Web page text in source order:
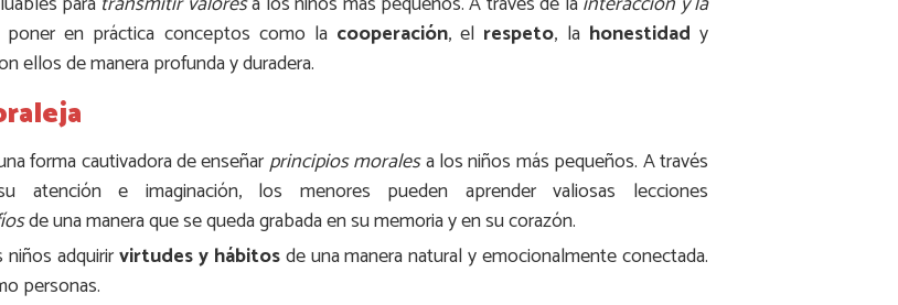
en práctica conceptos como la cooperación, el respeto, la honestidad y
ellos de manera profunda y duradera.
forma cautivadora de enseñarprincipios moralesa los niños más pequeños. A través
e imaginación, los menores pueden aprender valiosas lecciones
de una manera que se queda grabada en su memoria y en su corazón.
adquirirvirtudes y hábitosde una manera natural y emocionalmente conectada.
personas.